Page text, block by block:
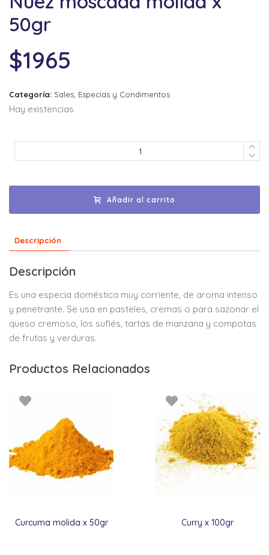
50gr
$1965
Categoría: Sales, Especias y Condimentos
Hay existencias
Añadir al carrito
Descripción
Descripción
Es una especia doméstica muy corriente, de aroma intenso
y penetrante. Se usa en pasteles, cremas o para sazonar el
queso cremoso, los suflés, tartas de manzana y compotas
de frutas y verduras.
Productos Relacionados
Curcuma molida x 50gr Curry x 100gr